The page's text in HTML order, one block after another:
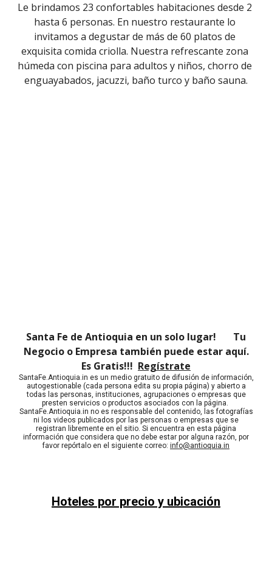
Le brindamos 23 confortables habitaciones desde 2
hasta 6 personas. En nuestro restaurante lo
invitamos a degustar de más de 60 platos de
exquisita comida criolla. Nuestra refrescante zona
húmeda con piscina para adultos y niños, chorro de
enguayabados, jacuzzi, baño turco y baño sauna.
Santa Fe de Antioquia en un solo lugar! Tu
Negocio o Empresa también puede estar aquí.
Es Gratis!!! Regístrate
SantaFe.Antioquia.in es un medio gratuito de difusión de información,
autogestionable (cada persona edita su propia página) y abierto a
todas las personas, instituciones, agrupaciones o empresas que
presten servicios o productos asociados con la página.
SantaFe.Antioquia.in no es responsable del contenido, las fotografías
ni los videos publicados por las personas o empresas que se
registran libremente en el sitio. Si encuentra en esta página
información que considera que no debe estar por alguna razón, por
favor repórtalo en el siguiente correo: info@antioquia.in
Hoteles por precio y ubicación